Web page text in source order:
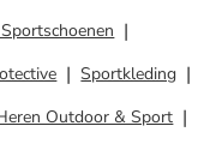
Sportkleding
Outdoor & Sport